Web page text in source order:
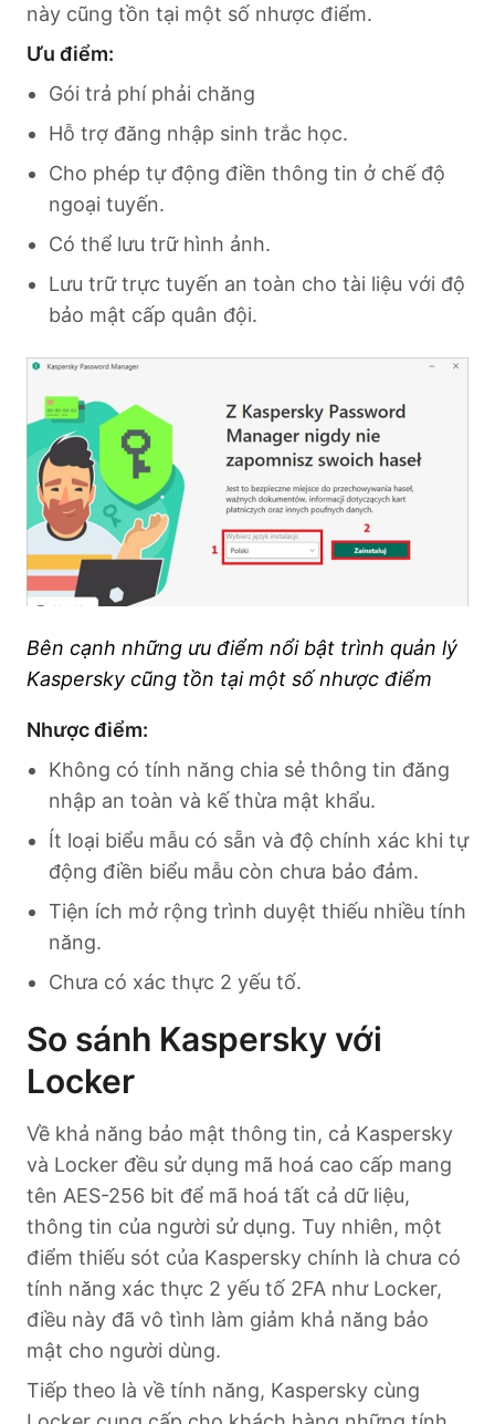
này cũng tồn tại một số nhược điểm.
Ưu điểm:
Gói trả phí phải chăng
Hỗ trợ đăng nhập sinh trắc học.
Cho phép tự động điền thông tin ở chế độ
ngoại tuyến.
Có thể lưu trữ hình ảnh.
Lưu trữ trực tuyến an toàn cho tài liệu với độ
bảo mật cấp quân đội.
Bên cạnh những ưu điểm nổi bật trình quản lý
Kaspersky cũng tồn tại một số nhược điểm
Nhược điểm:
Không có tính năng chia sẻ thông tin đăng
nhập an toàn và kế thừa mật khẩu.
Ít loại biểu mẫu có sẵn và độ chính xác khi tự
động điền biểu mẫu còn chưa bảo đảm.
Tiện ích mở rộng trình duyệt thiếu nhiều tính
năng.
Chưa có xác thực 2 yếu tố.
So sánh Kaspersky với
Locker
Về khả năng bảo mật thông tin, cả Kaspersky
và Locker đều sử dụng mã hoá cao cấp mang
tên AES-256 bit để mã hoá tất cả dữ liệu,
thông tin của người sử dụng. Tuy nhiên, một
điểm thiếu sót của Kaspersky chính là chưa có
tính năng xác thực 2 yếu tố 2FA như Locker,
điều này đã vô tình làm giảm khả năng bảo
mật cho người dùng.
Tiếp theo là về tính năng, Kaspersky cùng